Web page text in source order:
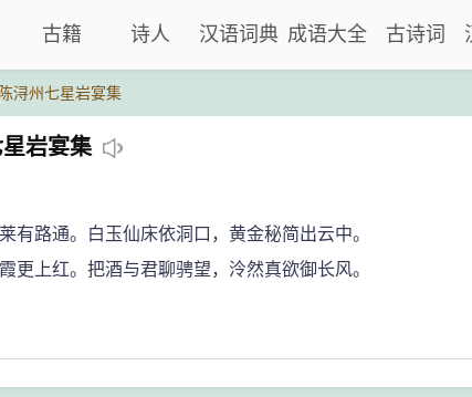
古籍 诗人 汉语词典 成语大全 古诗词
浔州七星岩宴集
岩宴集
有路通。白玉仙床依洞口，黄金秘简出云中。
更上红。把酒与君聊骋望，泠然真欲御长风。